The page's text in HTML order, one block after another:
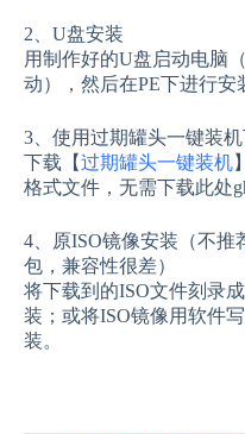
2、U盘安装
用制作好的U盘启动电脑
动），然后在PE下进行安
3、使用过期罐头一键装
下载【过期罐头一键装机
格式文件，无需下载此处
4、原ISO镜像安装（不推
包，兼容性很差）
将下载到的ISO文件刻录
装；或将ISO镜像用软件
装。